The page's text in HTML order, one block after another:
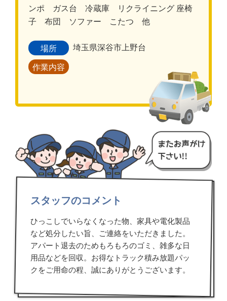
ンポ ガス台 冷蔵庫 リクライニング 座椅
子 布団 ソファー こたつ 他
場所 埼玉県深谷市上野台
作業内容
スタッフのコメント
ひっこしでいらなくなった物、家具や電化製品
など処分したい旨、ご連絡をいただきました。
アパート退去のためもろもろのゴミ、雑多な日
用品などを回収。お得なトラック積み放題パッ
クをご用命の程、誠にありがとうございます。